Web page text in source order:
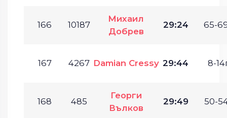
166 10187
Михаил
Добрев
29:24 65-
167 4267 Damian Cressy 29:44 8-
168 485
Георги
Вълков
29:49 50-